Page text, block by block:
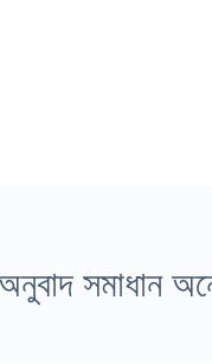
সমাধান